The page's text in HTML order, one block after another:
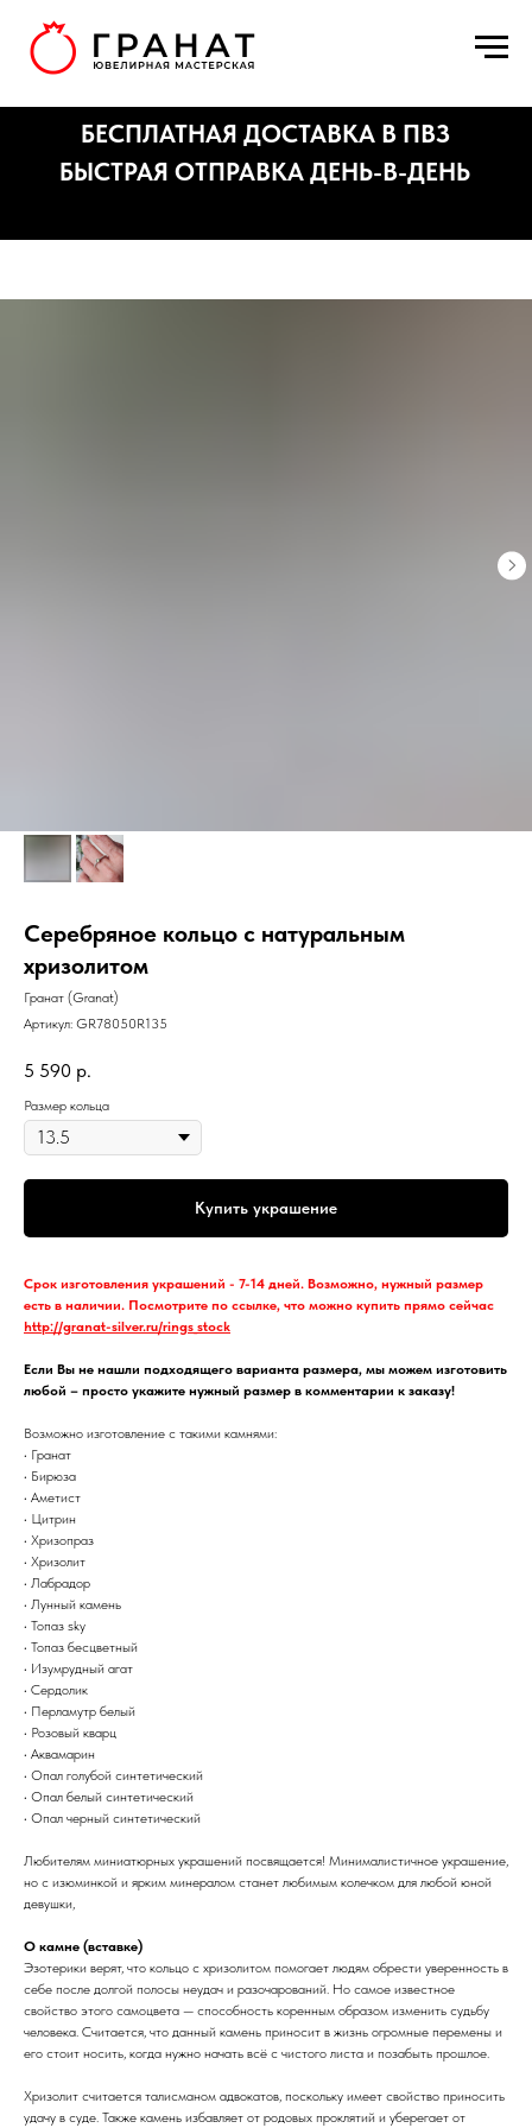
БЫСТРАЯ ОТПРАВКА ДЕНЬ-В-ДЕНЬ
Серебряное кольцо с натуральным
хризолитом
Гранат (Granat)
Артикул: GR78050R135
5 590 р.
Размер кольца
Купить украшение
Срок изготовления украшений - 7-14 дней. Возможно, нужный размер
есть в наличии. Посмотрите по ссылке, что можно купить прямо сейчас
http://granat-silver.ru/rings_stock
Если Вы не нашли подходящего варианта размера, мы можем изготовить
любой – просто укажите нужный размер в комментарии к заказу!
Возможно изготовление с такими камнями:
• Гранат
• Бирюза
• Аметист
• Цитрин
• Хризопраз
• Хризолит
• Лабрадор
• Лунный камень
• Топаз sky
• Топаз бесцветный
• Изумрудный агат
• Сердолик
• Перламутр белый
• Розовый кварц
• Аквамарин
• Опал голубой синтетический
• Опал белый синтетический
• Опал черный синтетический
Любителям миниатюрных украшений посвящается! Минималистичное украшение,
но с изюминкой и ярким минералом станет любимым колечком для любой юной
девушки,
О камне (вставке)
Эзотерики верят, что кольцо с хризолитом помогает людям обрести уверенность в
себе после долгой полосы неудач и разочарований. Но самое известное
свойство этого самоцвета — способность коренным образом изменить судьбу
человека. Считается, что данный камень приносит в жизнь огромные перемены и
его стоит носить, когда нужно начать всё с чистого листа и позабыть прошлое.
Хризолит считается талисманом адвокатов, поскольку имеет свойство приносить
удачу в суде. Также камень избавляет от родовых проклятий и уберегает от